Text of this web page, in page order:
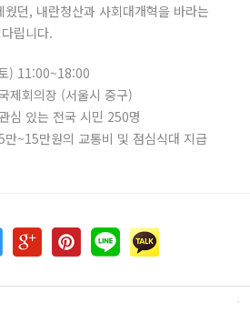
던, 내란청산과 사회대개혁을 바라는
립니다.
) 11:00~18:00
제회의장 (서울시 중구)
심 있는 전국 시민 250명
~15만원의 교통비 및 점심식대 지급